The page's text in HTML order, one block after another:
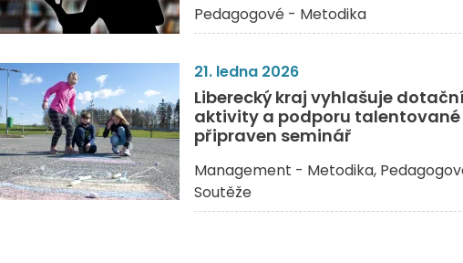
Pedagogové - Metodika
21. ledna 2026
Liberecký kraj vyhlašuje
aktivity a podporu
připraven seminář
Management - Metodika
Soutěže